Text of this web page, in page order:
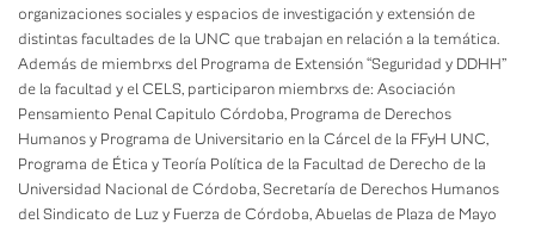
organizaciones sociales y espacios de investigación y extensión de
distintas facultades de la UNC que trabajan en relación a la temática.
Además de miembrxs del Programa de Extensión “Seguridad y DDHH”
de la facultad y el CELS, participaron miembrxs de: Asociación
Pensamiento Penal Capitulo Córdoba, Programa de Derechos
Humanos y Programa de Universitario en la Cárcel de la FFyH UNC,
Programa de Ética y Teoría Política de la Facultad de Derecho de la
Universidad Nacional de Córdoba, Secretaría de Derechos Humanos
del Sindicato de Luz y Fuerza de Córdoba, Abuelas de Plaza de Mayo